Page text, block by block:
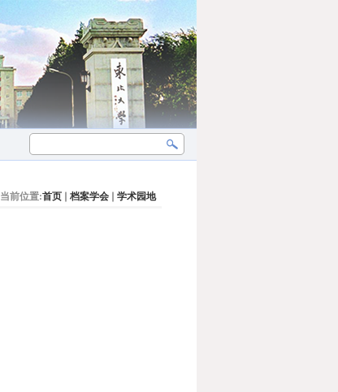
当前位置:首页 档案学会 学术园地